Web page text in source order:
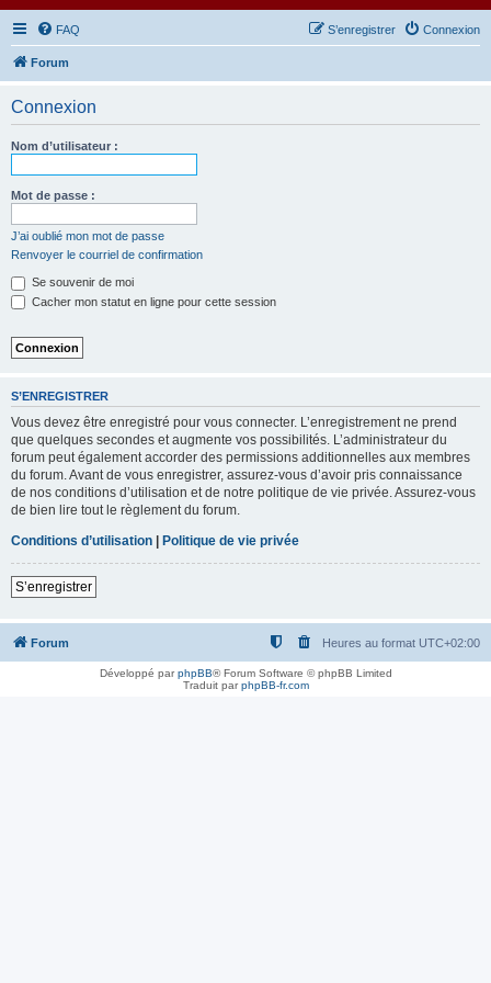
FAQ Connexion
S’enregistrer
Forum
Connexion
Nom d’utilisateur :
Mot de passe :
J’ai oublié mon mot de passe
Renvoyer le courriel de confirmation
Se souvenir de moi
Cacher mon statut en ligne pour cette session
S’ENREGISTRER
Vous devez être enregistré pour vous connecter. L’enregistrement ne prend
que quelques secondes et augmente vos possibilités. L’administrateur du
forum peut également accorder des permissions additionnelles aux membres
du forum. Avant de vous enregistrer, assurez-vous d’avoir pris connaissance
de nos conditions d’utilisation et de notre politique de vie privée. Assurez-vous
de bien lire tout le règlement du forum.
Conditions d’utilisation | Politique de vie privée
S’enregistrer
Forum Heures au format UTC+02:00
Développé parphpBB® Forum Software © phpBB Limited
Traduit parphpBB-fr.com